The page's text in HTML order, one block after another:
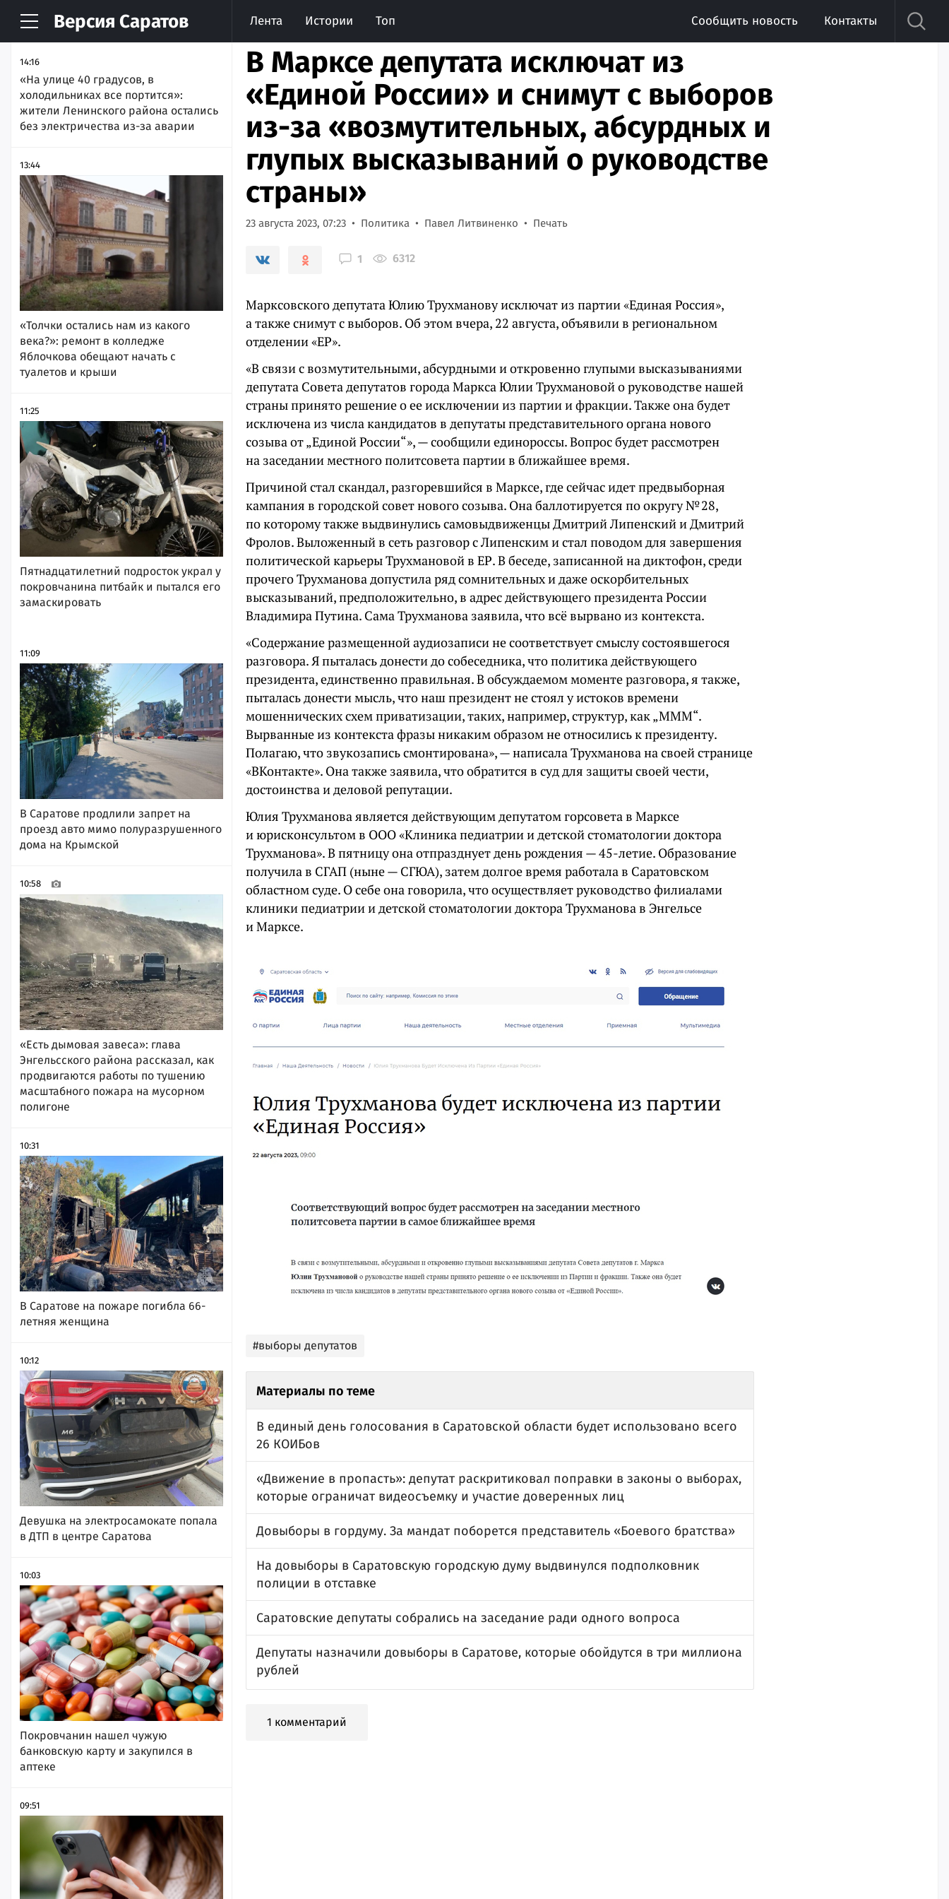
Версия Саратов Лента Истории Топ Сообщить новость Контакты
НОВОСТИ АРХИВ
14:16
«На улице 40 градусов, в
холодильниках все портится»:
жители Ленинского района остались
без электричества из-за аварии
13:44
«Толчки остались нам из какого
века?»: ремонт в колледже
Яблочкова обещают начать с
туалетов и крыши
11:25
Пятнадцатилетний подросток украл у
покровчанина питбайк и пытался его
замаскировать
11:09
В Саратове продлили запрет на
проезд авто мимо полуразрушенного
дома на Крымской
10:58
«Есть дымовая завеса»: глава
Энгельсского района рассказал, как
продвигаются работы по тушению
масштабного пожара на мусорном
полигоне
10:31
В Саратове на пожаре погибла 66-
летняя женщина
10:12
Девушка на электросамокате попала
в ДТП в центре Саратова
10:03
Покровчанин нашел чужую
банковскую карту и закупился в
аптеке
09:51
В Марксе депутата исключат из
«Единой России» и снимут с выборов
из-за «возмутительных, абсурдных и
глупых высказываний о руководстве
страны»
23 августа 2023, 07:23 Политика Павел Литвиненко Печать
1 6312
Марксовского депутата Юлию Трухманову исключат из партии «Единая Россия»,
а также снимут с выборов. Об этом вчера, 22 августа, объявили в региональном
отделении «ЕР».
«В связи с возмутительными, абсурдными и откровенно глупыми высказываниями
депутата Совета депутатов города Маркса Юлии Трухмановой о руководстве нашей
страны принято решение о ее исключении из партии и фракции. Также она будет
исключена из числа кандидатов в депутаты представительного органа нового
созыва от „Единой России“», — сообщили единороссы. Вопрос будет рассмотрен
на заседании местного политсовета партии в ближайшее время.
Причиной стал скандал, разгоревшийся в Марксе, где сейчас идет предвыборная
кампания в городской совет нового созыва. Она баллотируется по округу № 28,
по которому также выдвинулись самовыдвиженцы Дмитрий Липенский и Дмитрий
Фролов. Выложенный в сеть разговор с Липенским и стал поводом для завершения
политической карьеры Трухмановой в ЕР. В беседе, записанной на диктофон, среди
прочего Трухманова допустила ряд сомнительных и даже оскорбительных
высказываний, предположительно, в адрес действующего президента России
Владимира Путина. Сама Трухманова заявила, что всё вырвано из контекста.
«Содержание размещенной аудиозаписи не соответствует смыслу состоявшегося
разговора. Я пыталась донести до собеседника, что политика действующего
президента, единственно правильная. В обсуждаемом моменте разговора, я также,
пыталась донести мысль, что наш президент не стоял у истоков времени
мошеннических схем приватизации, таких, например, структур, как „МММ“.
Вырванные из контекста фразы никаким образом не относились к президенту.
Полагаю, что звукозапись смонтирована», — написала Трухманова на своей странице
«ВКонтакте». Она также заявила, что обратится в суд для защиты своей чести,
достоинства и деловой репутации.
Юлия Трухманова является действующим депутатом горсовета в Марксе
и юрисконсультом в ООО «Клиника педиатрии и детской стоматологии доктора
Трухманова». В пятницу она отпразднует день рождения — 45-летие. Образование
получила в СГАП (ныне — СГЮА), затем долгое время работала в Саратовском
областном суде. О себе она говорила, что осуществляет руководство филиалами
клиники педиатрии и детской стоматологии доктора Трухманова в Энгельсе
и Марксе.
#выборы депутатов
Материалы по теме
В единый день голосования в Саратовской области будет использовано всего
26 КОИБов
«Движение в пропасть»: депутат раскритиковал поправки в законы о выборах,
которые ограничат видеосъемку и участие доверенных лиц
Довыборы в гордуму. За мандат поборется представитель «Боевого братства»
На довыборы в Саратовскую городскую думу выдвинулся подполковник
полиции в отставке
Саратовские депутаты собрались на заседание ради одного вопроса
Депутаты назначили довыборы в Саратове, которые обойдутся в три миллиона
рублей
1 комментарий